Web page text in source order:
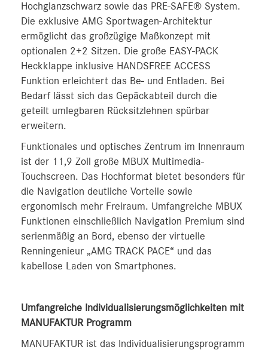
Hochglanzschwarz sowie das PRE-SAFE® System.
Die exklusive AMG Sportwagen-Architektur
ermöglicht das großzügige Maßkonzept mit
optionalen 2+2 Sitzen. Die große EASY-PACK
Heckklappe inklusive HANDSFREE ACCESS
Funktion erleichtert das Be- und Entladen. Bei
Bedarf lässt sich das Gepäckabteil durch die
geteilt umlegbaren Rücksitzlehnen spürbar
erweitern.
Funktionales und optisches Zentrum im Innenraum
ist der 11,9 Zoll große MBUX Multimedia-
Touchscreen. Das Hochformat bietet besonders für
die Navigation deutliche Vorteile sowie
ergonomisch mehr Freiraum. Umfangreiche MBUX
Funktionen einschließlich Navigation Premium sind
serienmäßig an Bord, ebenso der virtuelle
Renningenieur „AMG TRACK PACE“ und das
kabellose Laden von Smartphones.
Umfangreiche Individualisierungsmöglichkeiten mit
MANUFAKTUR Programm
MANUFAKTUR ist das Individualisierungsprogramm